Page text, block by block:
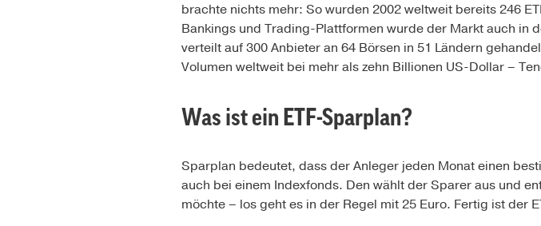
brachte nichts mehr: So wurden 2002 weltweit bereits 246
Bankings und Trading-Plattformen wurde der Markt auch in
verteilt auf 300 Anbieter an 64 Börsen in 51 Ländern
Volumen weltweit bei mehr als zehn Billionen US-Dollar –
Was ist ein ETF-Sparplan?
Sparplan bedeutet, dass der Anleger jeden Monat einen
auch bei einem Indexfonds. Den wählt der Sparer aus und
möchte – los geht es in der Regel mit 25 Euro. Fertig ist der